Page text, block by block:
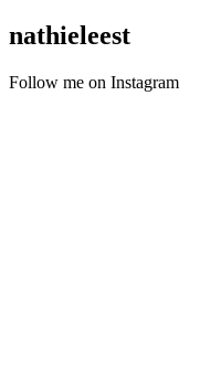
nathieleest
Follow me on Instagram